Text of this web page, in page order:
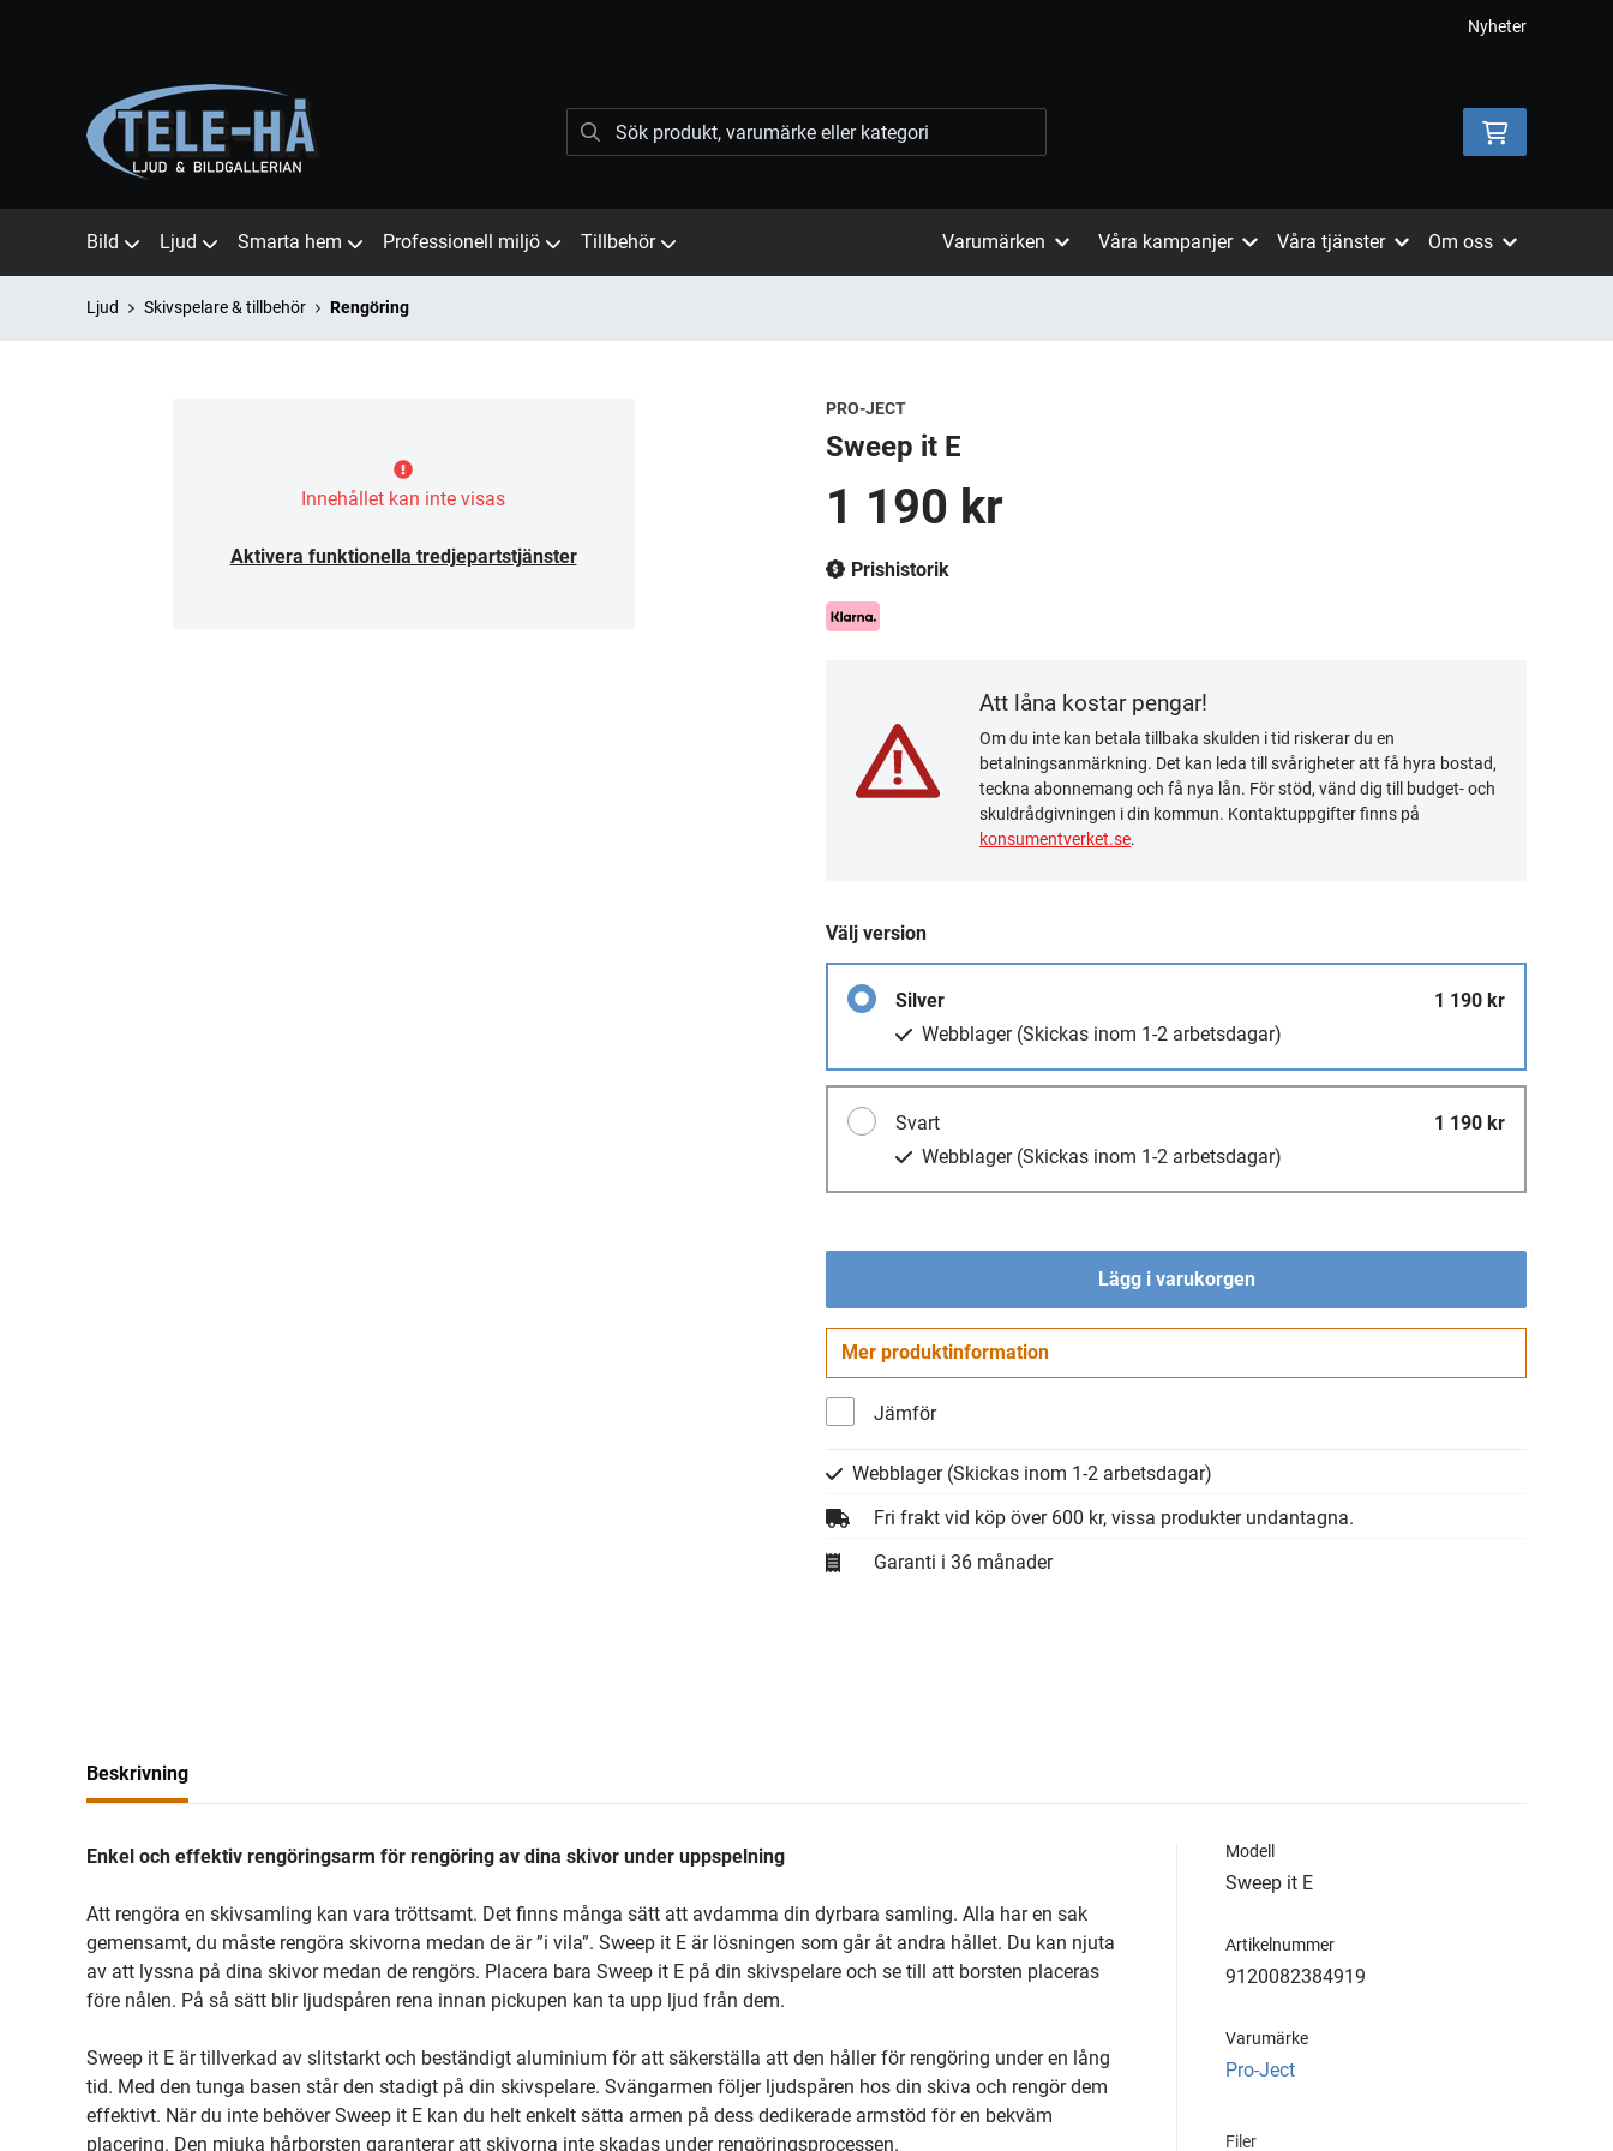
Nyheter
Bild Ljud Smarta hem Professionell miljö Tillbehör Varumärken Våra kampanjer Våra tjänster Om oss
Ljud Skivspelare & tillbehör Rengöring
Innehållet kan inte visas
Aktivera funktionella tredjepartstjänster
PRO-JECT
Sweep it E
1 190 kr
Prishistorik
Att låna kostar pengar!
Om du inte kan betala tillbaka skulden i tid riskerar du en
betalningsanmärkning. Det kan leda till svårigheter att få hyra bostad,
teckna abonnemang och få nya lån. För stöd, vänd dig till budget- och
skuldrådgivningen i din kommun. Kontaktuppgifter finns på
konsumentverket.se.
Välj version
Silver
1 190 kr
Webblager (Skickas inom 1-2 arbetsdagar)
Svart
1 190 kr
Webblager (Skickas inom 1-2 arbetsdagar)
Lägg i varukorgen
Mer produktinformation
Jämför
Webblager (Skickas inom 1-2 arbetsdagar)
Fri frakt vid köp över 600 kr, vissa produkter undantagna.
Garanti i 36 månader
Beskrivning
Enkel och effektiv rengöringsarm för rengöring av dina skivor under uppspelning
Att rengöra en skivsamling kan vara tröttsamt. Det finns många sätt att avdamma din dyrbara samling. Alla har en sak
gemensamt, du måste rengöra skivorna medan de är ”i vila”. Sweep it E är lösningen som går åt andra hållet. Du kan njuta
av att lyssna på dina skivor medan de rengörs. Placera bara Sweep it E på din skivspelare och se till att borsten placeras
före nålen. På så sätt blir ljudspåren rena innan pickupen kan ta upp ljud från dem.
Sweep it E är tillverkad av slitstarkt och beständigt aluminium för att säkerställa att den håller för rengöring under en lång
tid. Med den tunga basen står den stadigt på din skivspelare. Svängarmen följer ljudspåren hos din skiva och rengör dem
effektivt. När du inte behöver Sweep it E kan du helt enkelt sätta armen på dess dedikerade armstöd för en bekväm
placering. Den mjuka hårborsten garanterar att skivorna inte skadas under rengöringsprocessen.
Modell
Sweep it E
Artikelnummer
9120082384919
Varumärke
Pro-Ject
Filer